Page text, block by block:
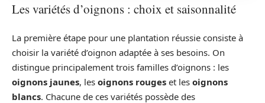
Les variétés d’oignons : choix et saisonnalité
La première étape pour une plantation réussie consiste à
choisir la variété d’oignon adaptée à ses besoins. On
distingue principalement trois familles d’oignons : les
oignons jaunes, les oignons rouges et les oignons
blancs. Chacune de ces variétés possède des